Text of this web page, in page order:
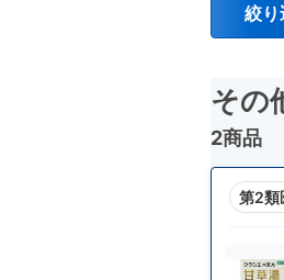
絞り
その
2商品
第2類